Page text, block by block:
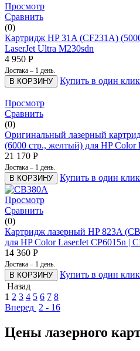
Просмотр
Сравнить
(0)
Картридж HP 31A (CF231A)
LaserJet Ultra M230sdn
4 950 Р
Достака – 1 день.
В КОРЗИНУ Купить в один клик
Просмотр
Сравнить
(0)
Оригинальный лазерный
(6000 стр., желтый) для HP Color
21 170 Р
Достака – 1 день.
В КОРЗИНУ Купить в один клик
Просмотр
Сравнить
(0)
Картридж лазерный HP 823A
для HP Color LaserJet CP6015n |
14 360 Р
Достака – 1 день.
В КОРЗИНУ
Купить в один клик
Назад
1 2 3 4 5 6 7 8
Вперед 2 - 16
Цены лазерного